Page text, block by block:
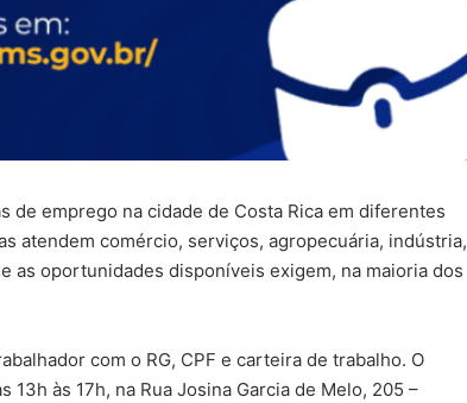
de emprego na cidade de Costa Rica em diferentes
atendem comércio, serviços, agropecuária, indústria,
as oportunidades disponíveis exigem, na maioria dos
com o RG, CPF e carteira de trabalho. O
às 17h, na Rua Josina Garcia de Melo, 205 –